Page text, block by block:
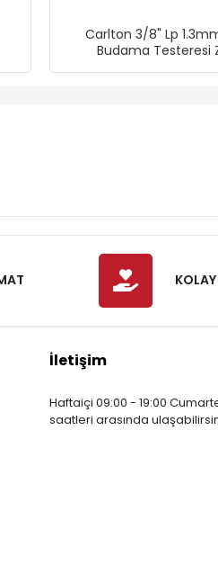
Carlton 3/8" Lp
Budama Testeresi
İletişim
Haftaiçi 09:00 - 19:00
saatleri arasında